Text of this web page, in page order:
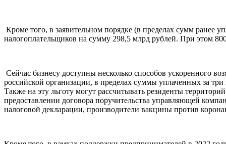
Кроме того, в заявительном порядке (в пределах сумм ранее
налогоплательщиков на сумму 298,5 млрд рублей. При этом
Сейчас бизнесу доступны несколько способов ускоренного
российской организации, в пределах суммы уплаченных за
Также на эту льготу могут рассчитывать резиденты
предоставлении договора поручительства управляющей
налоговой декларации, производители вакцины против